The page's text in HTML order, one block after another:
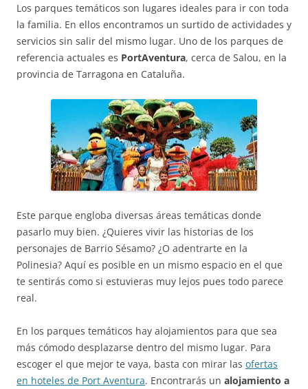
Los parques temáticos son lugares ideales para ir con toda
la familia. En ellos encontramos un surtido de actividades y
servicios sin salir del mismo lugar. Uno de los parques de
referencia actuales es PortAventura, cerca de Salou, en la
provincia de Tarragona en Cataluña.
Este parque engloba diversas áreas temáticas donde
pasarlo muy bien. ¿Quieres vivir las historias de los
personajes de Barrio Sésamo? ¿O adentrarte en la
Polinesia? Aquí es posible en un mismo espacio en el que
te sentirás como si estuvieras muy lejos pues todo parece
real.
En los parques temáticos hay alojamientos para que sea
más cómodo desplazarse dentro del mismo lugar. Para
escoger el que mejor te vaya, basta con mirar las ofertas
en hoteles de Port Aventura. Encontrarás un alojamiento a